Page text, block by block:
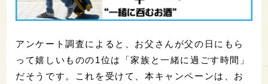
アンケート調査によると、お父さんが父の日にもら
って嬉しいものの1位は「家族と一緒に過ごす時間」
だそうです。これを受けて、本キャンペーンは、お